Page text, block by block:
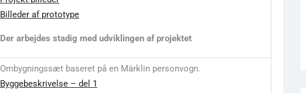
Billeder af prototype
Der arbejdes stadig med udviklingen af projektet
Ombygningssæt baseret på en Märklin personvogn.
Byggebeskrivelse – del 1